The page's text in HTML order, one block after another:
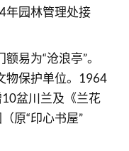
年园林管理处接
易为“沧浪亭”。
物保护单位。1964
盆川兰及《兰花
原“印心书屋”